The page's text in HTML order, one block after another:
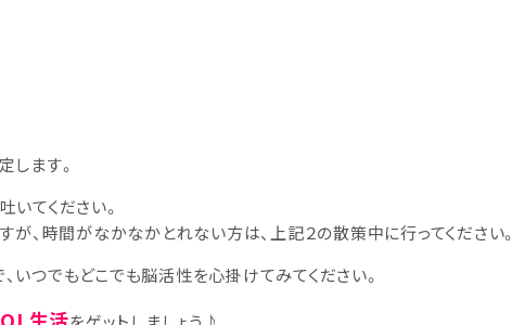
します。
いてください。
が、時間がなかなかとれない方は、上記２の散策中に行ってください。
いつでもどこでも脳活性を心掛けてみてください。
生活